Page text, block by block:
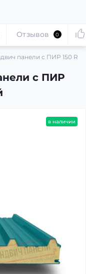
панели с ПИР 150
с ПИР
Отзывов 0
в наличии